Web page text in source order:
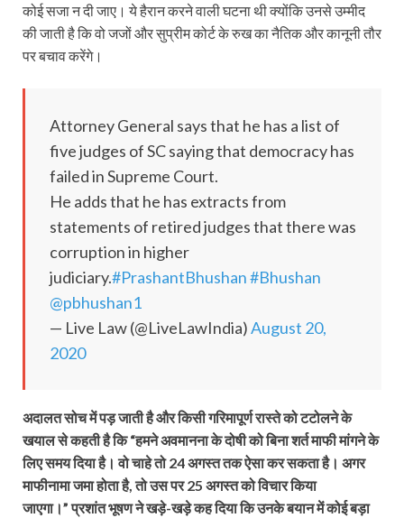
कोई सजा न दी जाए। ये हैरान करने वाली घटना थी क्योंकि उनसे उम्मीद
की जाती है कि वो जजों और सुप्रीम कोर्ट के रुख का नैतिक और कानूनी तौर
पर बचाव करेंगे।
Attorney General says that he has a list of
five judges of SC saying that democracy has
failed in Supreme Court.
He adds that he has extracts from
statements of retired judges that there was
corruption in higher
judiciary.#PrashantBhushan#Bhushan
@pbhushan1
— Live Law (@LiveLawIndia)August 20,
2020
अदालत सोच में पड़ जाती है और किसी गरिमापूर्ण रास्ते को टटोलने के
खयाल से कहती है कि “हमने अवमानना के दोषी को बिना शर्त माफी मांगने के
लिए समय दिया है। वो चाहे तो 24 अगस्त तक ऐसा कर सकता है। अगर
माफीनामा जमा होता है, तो उस पर 25 अगस्त को विचार किया
जाएगा।” प्रशांत भूषण ने खड़े-खड़े कह दिया कि उनके बयान में कोई बड़ा